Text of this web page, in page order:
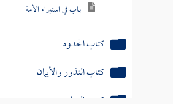
باب في استبراء الأمة
كتاب الحدود
كتاب النذور والأيمان